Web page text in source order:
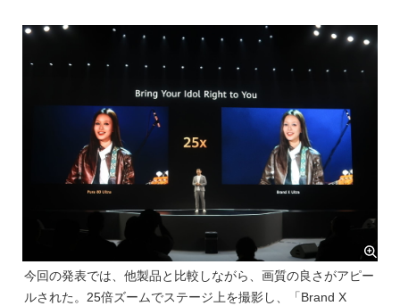
今回の発表では、他製品と比較しながら、画質の良さがアピー
ルされた。25倍ズームでステージ上を撮影し、「Brand X